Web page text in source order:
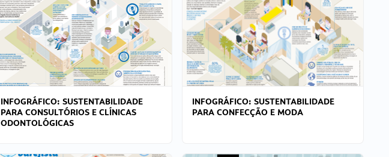
INFOGRÁFICO: SUSTENTABILIDADE
PARA CONSULTÓRIOS E CLÍNICAS
ODONTOLÓGICAS
INFOGRÁFICO: SUSTENTABILIDADE
PARA CONFECÇÃO E MODA